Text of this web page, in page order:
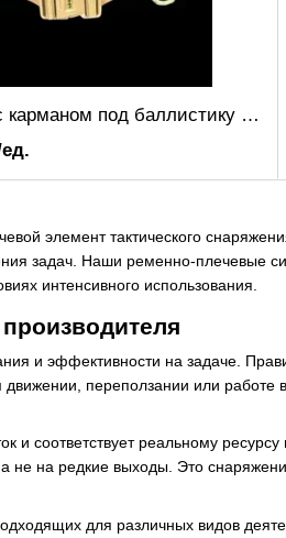
элемент тактического
задач. Наши ременно-плечевые
интенсивного использования.
и эффективности на задаче.
переползании или
соответствует реальному
не на редкие выходы. Это
для различных видов
Варбелт с карманом под баллистику (Мультикам)